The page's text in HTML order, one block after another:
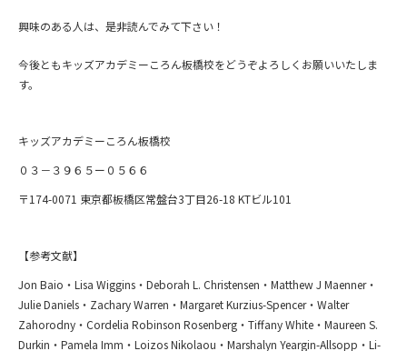
興味のある人は、是非読んでみて下さい！
今後ともキッズアカデミーころん板橋校をどうぞよろしくお願いいたしま
す。
キッズアカデミーころん板橋校
０３－３９６５ー０５６６
〒174-0071 東京都板橋区常盤台3丁目26-18 KTビル101
【参考文献】
Jon Baio・Lisa Wiggins・Deborah L. Christensen・Matthew J Maenner・
Julie Daniels・Zachary Warren・Margaret Kurzius-Spencer・Walter
Zahorodny・Cordelia Robinson Rosenberg・Tiffany White・Maureen S.
Durkin・Pamela Imm・Loizos Nikolaou・Marshalyn Yeargin-Allsopp・Li-